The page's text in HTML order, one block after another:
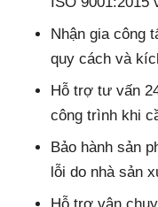
Nhận gia công
quy cách và
Hỗ trợ tư vấn
công trình khi
Bảo hành sản
lỗi do nhà sản